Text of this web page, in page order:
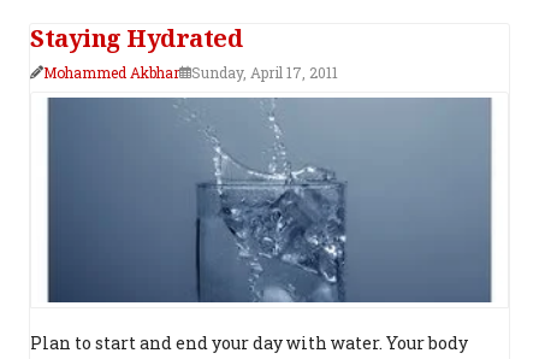
Staying Hydrated
Mohammed Akbhar Sunday, April 17, 2011
Plan to start and end your day with water. Your body